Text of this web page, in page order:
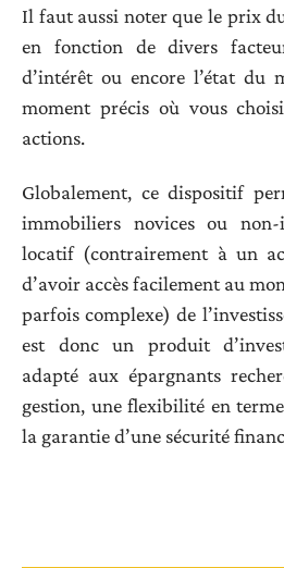
Il faut aussi noter que le prix
en fonction de divers
d’intérêt ou encore l’état du
moment précis où vous
actions.
Globalement, ce dispositif
immobiliers novices ou
locatif (contrairement à un
d’avoir accès facilement au
parfois complexe) de
est donc un produit
adapté aux épargnants
gestion, une flexibilité en
la garantie d’une sécurité